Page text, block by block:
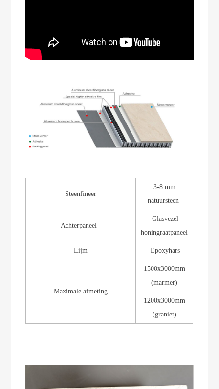
Steenfineer
3-8 mm
natuursteen
Achterpaneel
Glasvezel
honingraatpaneel
Lijm Epoxyhars
Maximale afmeting
1500x3000mm
(marmer)
1200x3000mm
(graniet)